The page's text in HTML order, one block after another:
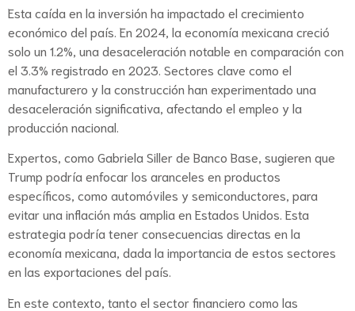
Esta caída en la inversión ha impactado el crecimiento
económico del país. En 2024, la economía mexicana creció
solo un 1.2%, una desaceleración notable en comparación con
el 3.3% registrado en 2023. Sectores clave como el
manufacturero y la construcción han experimentado una
desaceleración significativa, afectando el empleo y la
producción nacional.
Expertos, como Gabriela Siller de Banco Base, sugieren que
Trump podría enfocar los aranceles en productos
específicos, como automóviles y semiconductores, para
evitar una inflación más amplia en Estados Unidos. Esta
estrategia podría tener consecuencias directas en la
economía mexicana, dada la importancia de estos sectores
en las exportaciones del país.
En este contexto, tanto el sector financiero como las